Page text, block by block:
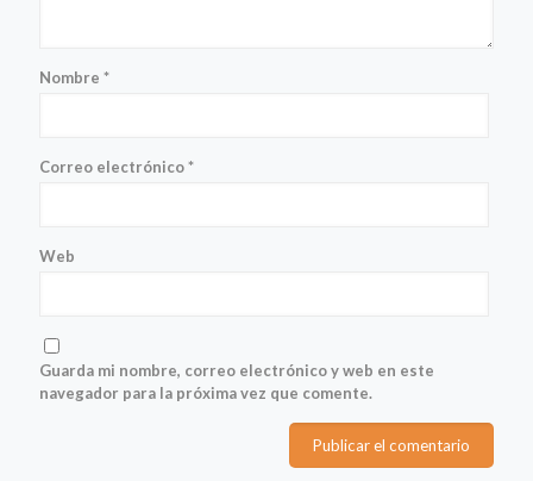
Nombre *
Correo electrónico*
Web
Guarda mi nombre, correo electrónico y web en este
navegador para la próxima vez que comente.